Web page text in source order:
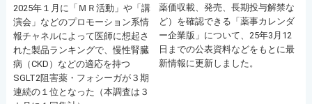
2025年１月に「ＭＲ活動」や「講
演会」などのプロモーション系情
報チャネルによって医師に想起さ
れた製品ランキングで、慢性腎臓
病（CKD）などの適応を持つ
SGLT2阻害薬・フォシーガが３期
連続の１位となった（本調査は３
薬価収載、発売、長期投与解禁な
ど）を確認できる「薬事カレンダ
ー企業版」について、25年3月12
日までの公表資料などをもとに最
新情報に更新しました。